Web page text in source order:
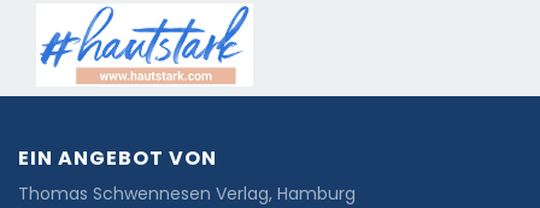
EIN ANGEBOT VON
Thomas Schwennesen Verlag, Hamburg